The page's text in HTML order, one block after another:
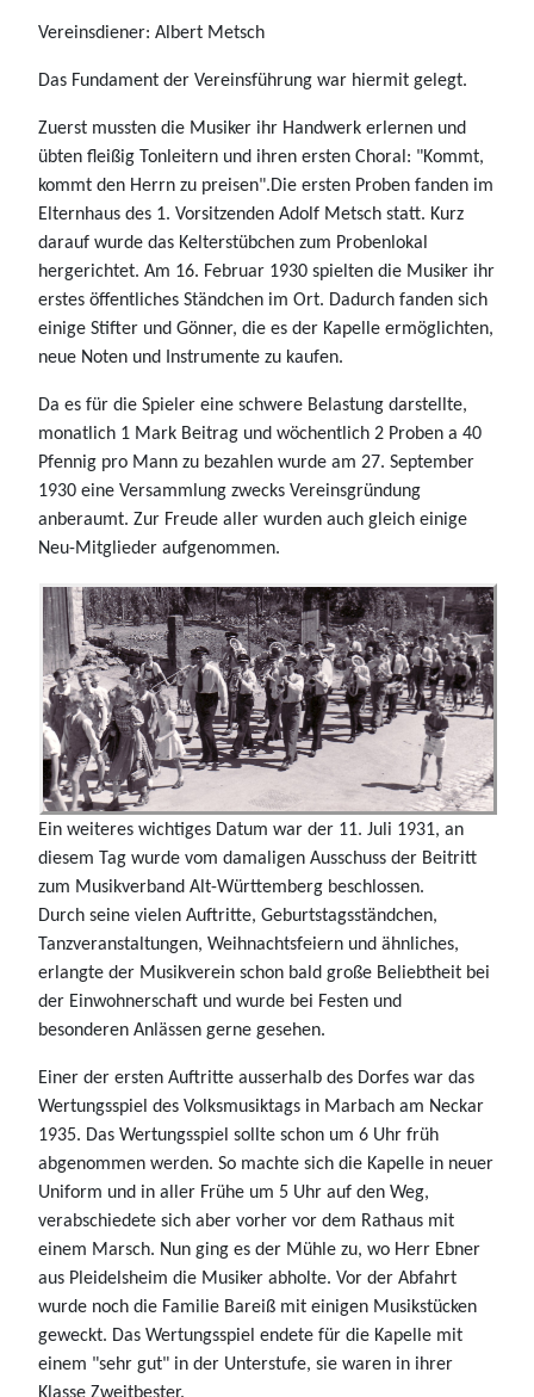
Vereinsdiener: Albert Metsch
Das Fundament der Vereinsführung war hiermit gelegt.
Zuerst mussten die Musiker ihr Handwerk erlernen und
übten fleißig Tonleitern und ihren ersten Choral: "Kommt,
kommt den Herrn zu preisen".Die ersten Proben fanden im
Elternhaus des 1. Vorsitzenden Adolf Metsch statt. Kurz
darauf wurde das Kelterstübchen zum Probenlokal
hergerichtet. Am 16. Februar 1930 spielten die Musiker ihr
erstes öffentliches Ständchen im Ort. Dadurch fanden sich
einige Stifter und Gönner, die es der Kapelle ermöglichten,
neue Noten und Instrumente zu kaufen.
Da es für die Spieler eine schwere Belastung darstellte,
monatlich 1 Mark Beitrag und wöchentlich 2 Proben a 40
Pfennig pro Mann zu bezahlen wurde am 27. September
1930 eine Versammlung zwecks Vereinsgründung
anberaumt. Zur Freude aller wurden auch gleich einige
Neu-Mitglieder aufgenommen.
Ein weiteres wichtiges Datum war der 11. Juli 1931, an
diesem Tag wurde vom damaligen Ausschuss der Beitritt
zum Musikverband Alt-Württemberg beschlossen.
Durch seine vielen Auftritte, Geburtstagsständchen,
Tanzveranstaltungen, Weihnachtsfeiern und ähnliches,
erlangte der Musikverein schon bald große Beliebtheit bei
der Einwohnerschaft und wurde bei Festen und
besonderen Anlässen gerne gesehen.
Einer der ersten Auftritte ausserhalb des Dorfes war das
Wertungsspiel des Volksmusiktags in Marbach am Neckar
1935. Das Wertungsspiel sollte schon um 6 Uhr früh
abgenommen werden. So machte sich die Kapelle in neuer
Uniform und in aller Frühe um 5 Uhr auf den Weg,
verabschiedete sich aber vorher vor dem Rathaus mit
einem Marsch. Nun ging es der Mühle zu, wo Herr Ebner
aus Pleidelsheim die Musiker abholte. Vor der Abfahrt
wurde noch die Familie Bareiß mit einigen Musikstücken
geweckt. Das Wertungsspiel endete für die Kapelle mit
einem "sehr gut" in der Unterstufe, sie waren in ihrer
Klasse Zweitbester.